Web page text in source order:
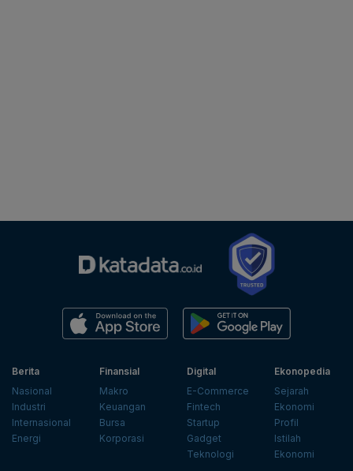
Berita
Nasional
Industri
Internasional
Energi
Finansial
Makro
Keuangan
Bursa
Korporasi
Digital
E-Commerce
Fintech
Startup
Gadget
Teknologi
Ekonopedia
Sejarah
Ekonomi
Profil
Istilah
Ekonomi